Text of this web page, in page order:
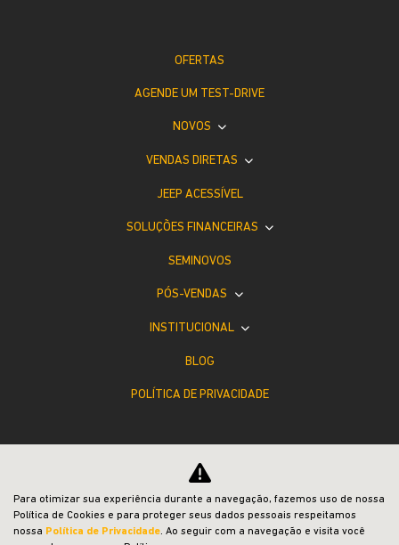
OFERTAS
AGENDE UM TEST-DRIVE
NOVOS
VENDAS DIRETAS
JEEP ACESSÍVEL
SOLUÇÕES FINANCEIRAS
SEMINOVOS
PÓS-VENDAS
INSTITUCIONAL
BLOG
POLÍTICA DE PRIVACIDADE
Desacelere. Seu bem maior é a vida.
Para otimizar sua experiência durante a navegação, fazemos uso de nossa
Política de Cookies e para proteger seus dados pessoais respeitamos
nossa Política de Privacidade. Ao seguir com a navegação e visita você